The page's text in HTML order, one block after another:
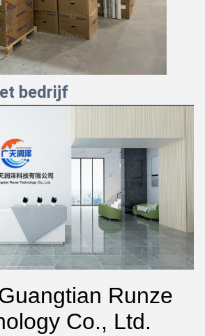
bedrijf
Runze
Co., Ltd.